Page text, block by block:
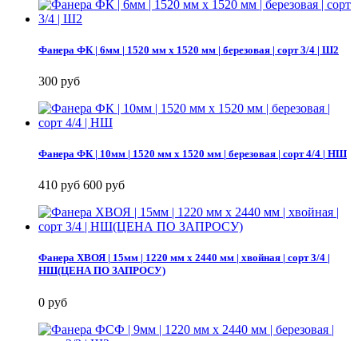
Фанера ФК | 6мм | 1520 мм х 1520 мм | березовая | сорт 3/4 | Ш2
300 руб
Фанера ФК | 10мм | 1520 мм х 1520 мм | березовая | сорт 4/4 | НШ
410 руб 600 руб
Фанера ХВОЯ | 15мм | 1220 мм х 2440 мм | хвойная | сорт 3/4 |
НШ(ЦЕНА ПО ЗАПРОСУ)
0 руб